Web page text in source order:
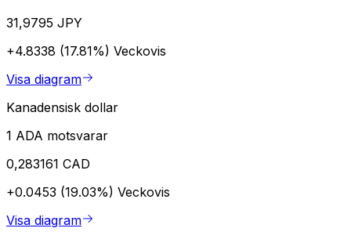
31,9795 JPY
+4.8338 (17.81%) Veckovis
Visa diagram
Kanadensisk dollar
1 ADA motsvarar
0,283161 CAD
+0.0453 (19.03%) Veckovis
Visa diagram